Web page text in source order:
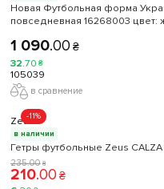
Новая Футбольная форма
повседневная 16268003 цвет:
1 090.00 ₴
32.70 ₴
105039
в сравнение
-11%
Zeus
в наличии
Гетры футбольные Zeus
235.00 ₴
210.00 ₴